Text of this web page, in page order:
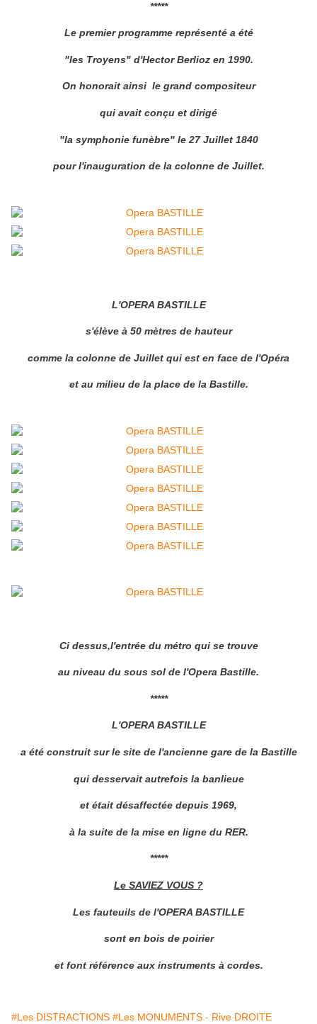
*****
Le premier programme représenté a été
"les Troyens" d'Hector Berlioz en 1990.
On honorait ainsi le grand compositeur
qui avait conçu et dirigé
"la symphonie funèbre" le 27 Juillet 1840
pour l'inauguration de la colonne de Juillet.
L'OPERA BASTILLE
s'élève à 50 mètres de hauteur
comme la colonne de Juillet qui est en face de l'Opéra
et au milieu de la place de la Bastille.
Ci dessus,l'entrée du métro qui se trouve
au niveau du sous sol de l'Opera Bastille.
*****
L'OPERA BASTILLE
a été construit sur le site de l'ancienne gare de la Bastille
qui desservait autrefois la banlieue
et était désaffectée depuis 1969,
à la suite de la mise en ligne du RER.
*****
Le SAVIEZ VOUS ?
Les fauteuils de l'OPERA BASTILLE
sont en bois de poirier
et font référence aux instruments à cordes.
#Les DISTRACTIONS #Les MONUMENTS - Rive DROITE